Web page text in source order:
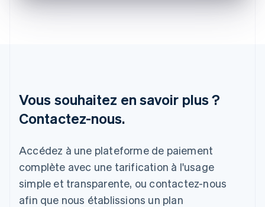
Vous souhaitez en savoir plus ?
Contactez-nous.
Accédez à une plateforme de paiement
complète avec une tarification à l'usage
simple et transparente, ou contactez-nous
afin que nous établissions un plan
Lettonie
English
Liechtenstein
English
Luxembourg
Français Deutsch
Malaisie
English 简体中文